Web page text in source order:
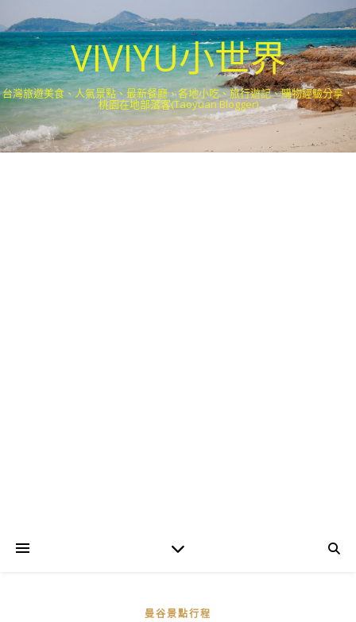
VIVIYU小世界
台灣旅遊美食、人氣景點、最新餐廳、各地小吃、旅行遊記、購物經驗分享．
桃園在地部落客(Taoyuan Blogger)
曼谷景點行程